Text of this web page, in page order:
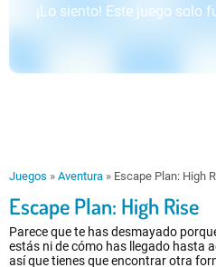
¡Lo siento! Este juego solo
Juegos » Aventura » Escape Plan: High
Escape Plan: High Rise
Parece que te has desmayado
estás ni de cómo has llegado hasta
así que tienes que encontrar otra